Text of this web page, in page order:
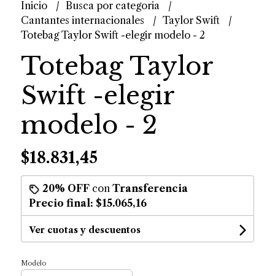
Inicio
Busca por categoria
Cantantes internacionales
Taylor Swift
Totebag Taylor Swift -elegir modelo - 2
Totebag Taylor
Swift -elegir
modelo - 2
$18.831,45
20% OFFcon Transferencia
Precio final: $15.065,16
Ver cuotas y descuentos
Modelo